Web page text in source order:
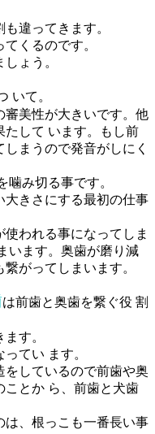
違ってきます。
くるのです。
ょう。
いて。
審美性が大きいです。他
たして います。もし前
まうので発音がしにく
み切る事です。
大きさにする最初の仕事
われる事になってしま
います。奥歯が磨り減
がってしまいます。
は前歯と奥歯を繋ぐ役 割
す。
てい ます。
しているので前歯や奥
ことか ら、前歯と犬歯
は、根っこも一番長い事